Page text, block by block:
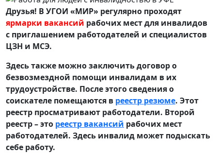
Друзья! В УГОИ «МИР» регулярно проходят
ярмарки вакансий рабочих мест для инвалидов
с приглашением работодателей и специалистов
ЦЗН и МСЭ.
Здесь также можно заключить договор о
безвозмездной помощи инвалидам в их
трудоустройстве. После этого сведения о
соискателе помещаются в реестр резюме. Этот
реестр просматривают работодатели. Второй
реестр – это реестр вакансий рабочих мест
работодателей. Здесь инвалид может подыскать
себе работу.